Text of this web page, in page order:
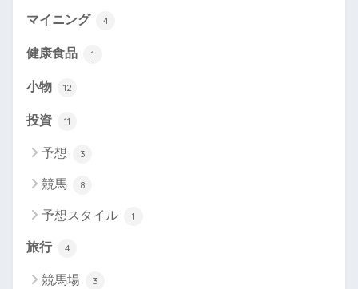
マイニング 4
健康食品 1
小物 12
投資 11
予想 3
競馬 8
予想スタイル 1
旅行 4
競馬場 3